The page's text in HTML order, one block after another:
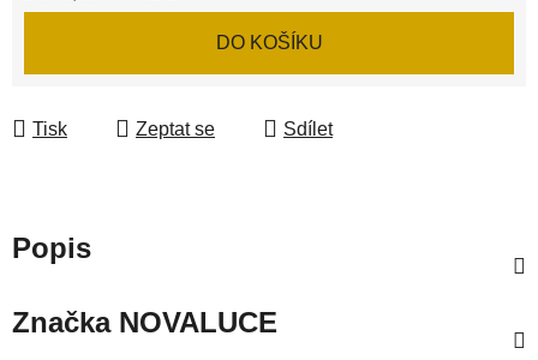
DO KOŠÍKU
Tisk Zeptat se Sdílet
Popis
ZnačkaNOVALUCE